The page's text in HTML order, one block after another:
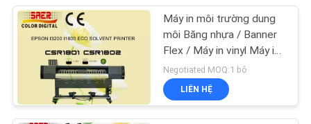
TỨC
CÁC
Máy in UV
Máy in môi trường dung
môi Băng nhựa / Banner
Flex / Máy in vinyl Máy in
tia nhanh cao tốc
Negotiated MOQ:1 bộ
LIÊN HỆ